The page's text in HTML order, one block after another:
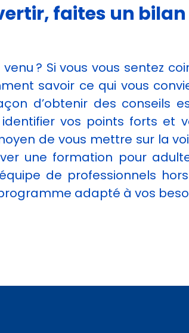
faites un
? Si vous vous sentez
savoir ce qui vous
d’obtenir des
vos points forts
de vous mettre sur la
une formation pour
de professionnels
adapté à vos